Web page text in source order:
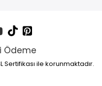
Ödeme
Sertifikası ile korunmaktadır.